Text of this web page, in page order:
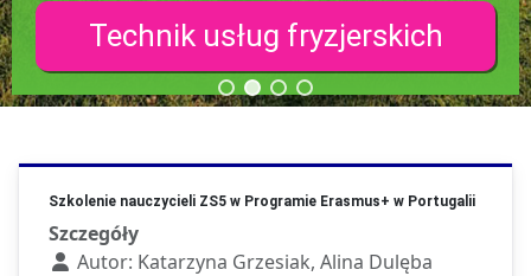
Technik usług fryzjerskich
Szkolenie nauczycieli ZS5 w Programie Erasmus+ w Portugalii
Szczegóły
Autor: Katarzyna Grzesiak, Alina Dulęba